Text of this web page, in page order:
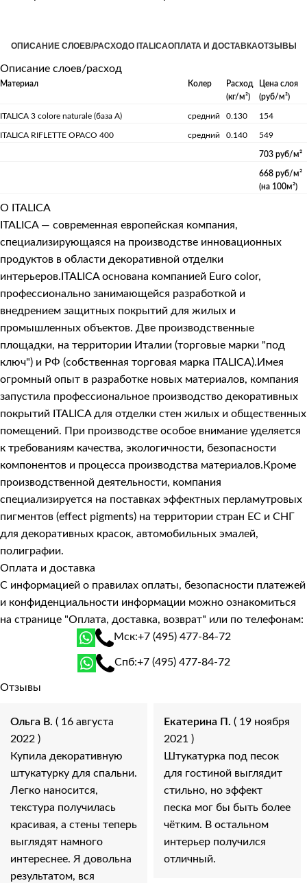
ОПИСАНИЕ СЛОЕВ/РАСХОДО ITALICAОПЛАТА И ДОСТАВКАОТЗЫВЫ
Описание слоев/расход
Материал Колер
Расход
(кг/м²)
Цена слоя
(руб/м²)
ITALICA 3 colore naturale (база А) средний 0.130 154
ITALICA RIFLETTE OPACO 400 средний 0.140 549
703 руб/м²
668 руб/м²
(на 100м²)
О ITALICA
ITALICA — современная европейская компания,
специализирующаяся на производстве инновационных
продуктов в области декоративной отделки
интерьеров.ITALICA основана компанией Euro color,
профессионально занимающейся разработкой и
внедрением защитных покрытий для жилых и
промышленных объектов. Две производственные
площадки, на территории Италии (торговые марки "под
ключ") и РФ (собственная торговая марка ITALICA).Имея
огромный опыт в разработке новых материалов, компания
запустила профессиональное производство декоративных
покрытий ITALICA для отделки стен жилых и общественных
помещений. При производстве особое внимание уделяется
к требованиям качества, экологичности, безопасности
компонентов и процесса производства материалов.Кроме
производственной деятельности, компания
специализируется на поставках эффектных перламутровых
пигментов (effect pigments) на территории стран ЕС и СНГ
для декоративных красок, автомобильных эмалей,
полиграфии.
Оплата и доставка
С информацией о правилах оплаты, безопасности платежей
и конфиденциальности информации можно ознакомиться
на странице "Оплата, доставка, возврат" или по телефонам:
Мск:+7 (495) 477-84-72
Спб:+7 (495) 477-84-72
Отзывы
Ольга В. ( 16 августа
2022 )
Купила декоративную
штукатурку для спальни.
Легко наносится,
текстура получилась
красивая, а стены теперь
выглядят намного
интереснее. Я довольна
результатом, вся
Екатерина П. ( 19 ноября
2021 )
Штукатурка под песок
для гостиной выглядит
стильно, но эффект
песка мог бы быть более
чётким. В остальном
интерьер получился
отличный.